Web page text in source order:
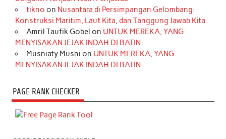
tikno on Nusantara di Persimpangan Gelombang:
Konstruksi Maritim, Laut Kita, dan Tanggung Jawab Kita
Amril Taufik Gobel on UNTUK MEREKA, YANG
MENYISAKAN JEJAK INDAH DI BATIN
Musniaty Musni on UNTUK MEREKA, YANG
MENYISAKAN JEJAK INDAH DI BATIN
PAGE RANK CHECKER